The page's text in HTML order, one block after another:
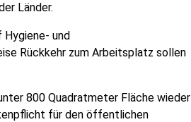
Länder.
Hygiene- und
Rückkehr zum Arbeitsplatz sollen
800 Quadratmeter Fläche wieder
für den öffentlichen